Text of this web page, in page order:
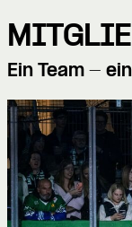
Ein Team -